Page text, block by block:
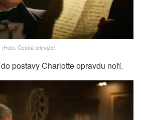
(Foto: Česká televize)
postavy Charlotte opravdu noří.